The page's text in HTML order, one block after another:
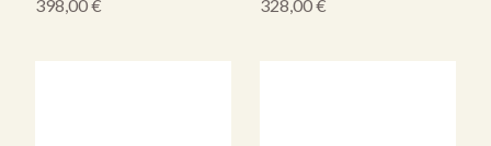
398,00€ 328,00€